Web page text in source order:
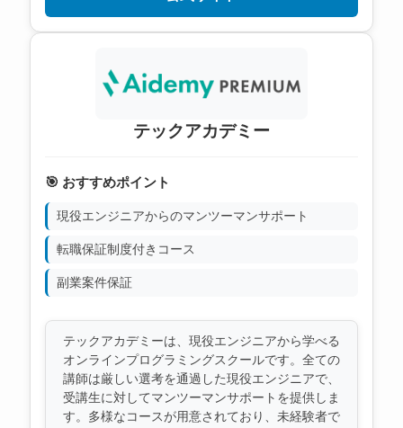
テックアカデミー
🎯 おすすめポイント
現役エンジニアからのマンツーマンサポート
転職保証制度付きコース
副業案件保証
テックアカデミーは、現役エンジニアから学べる
オンラインプログラミングスクールです。全ての
講師は厳しい選考を通過した現役エンジニアで、
受講生に対してマンツーマンサポートを提供しま
す。多様なコースが用意されており、未経験者で